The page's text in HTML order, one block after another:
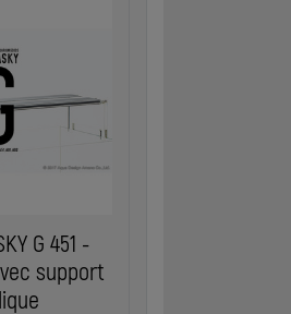
G 451 -
support